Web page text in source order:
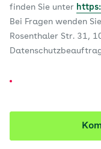
finden Sie unter
Bei Fragen wenden
Rosenthaler Str. 31,